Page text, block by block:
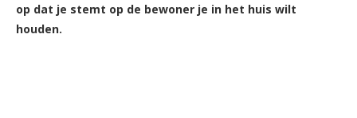
op dat je stemt op de bewoner je in het huis wilt
houden.